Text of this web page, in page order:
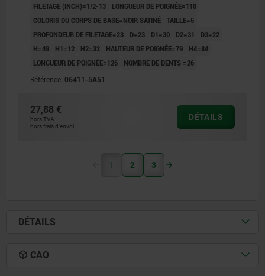
FILETAGE (INCH)=1/2-13
LONGUEUR DE POIGNÉE=110
COLORIS DU CORPS DE BASE=NOIR SATINÉ TAILLE=5
PROFONDEUR DE FILETAGE=23
D=23 D1=30 D2=31
D3=22
H=49
H1=12 H2=32 HAUTEUR DE POIGNÉE=79
H4=84
LONGUEUR DE POIGNÉE=126
NOMBRE DE DENTS =26
Référence: 06411-5A51
27,88 €
hors TVA
hors frais d’envoi
DÉTAILS
1 2 3
DÉTAILS
CAO